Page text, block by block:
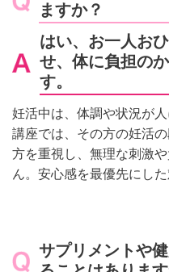
ますか？
はい、お一人お
せ、体に負担の
す。
妊活中は、体調や状況が
講座では、その方の妊活
方を重視し、無理な刺激
ん。安心感を最優先にし
サプリメントや